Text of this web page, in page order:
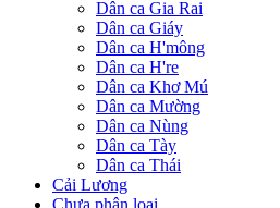
Dân ca Gia Rai
Dân ca Giáy
Dân ca H'mông
Dân ca H're
Dân ca Khơ Mú
Dân ca Mường
Dân ca Nùng
Dân ca Tày
Dân ca Thái
Cải Lương
Chưa phân loại